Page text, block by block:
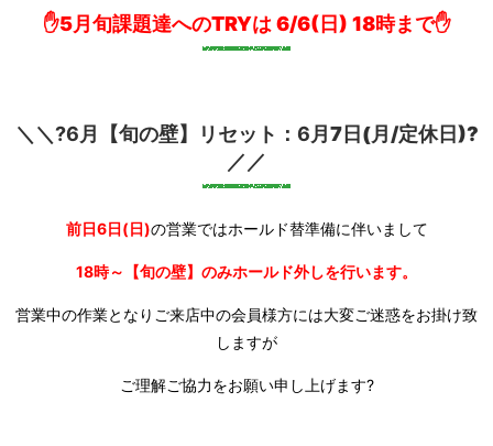
✋5月旬課題達へのTRYは 6/6(日) 18時まで✋
＼＼?6月【旬の壁】リセット：6月7日(月/定休日)?
／／
前日6日(日)の営業ではホールド替準備に伴いまして
18時～【旬の壁】のみホールド外しを行います。
営業中の作業となりご来店中の会員様方には大変ご迷惑をお掛け致
しますが
ご理解ご協力をお願い申し上げます?